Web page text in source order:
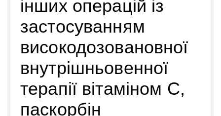
інших операцій із
застосуванням
високодозовановної
внутрішньовенної
терапії вітаміном С,
паскорбін